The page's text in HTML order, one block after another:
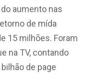
aumento nas
de mída
15 milhões. Foram
na TV, contando
de page